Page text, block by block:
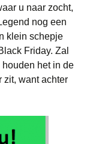
u naar zocht,
nog een
klein schepje
Friday. Zal
het in de
zit, want achter